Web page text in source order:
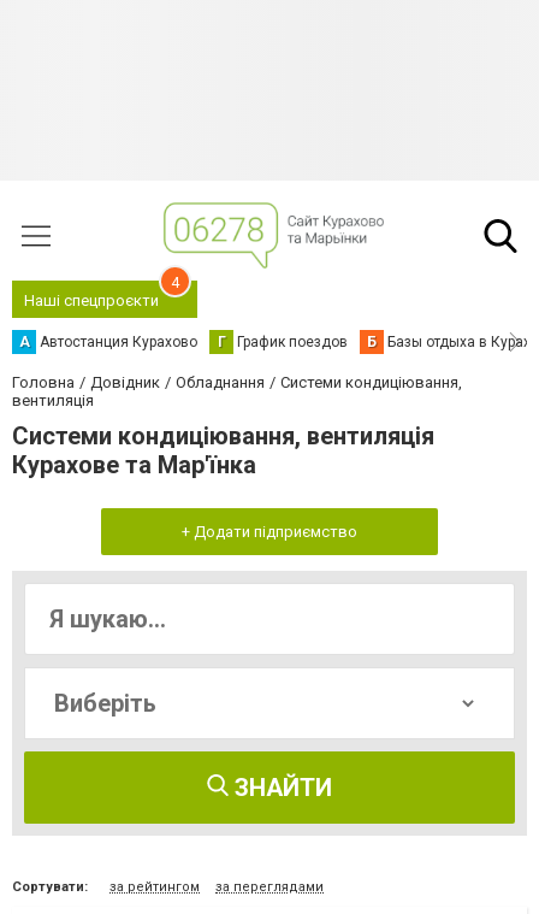
Наші спецпроєкти
4
А Автостанция Курахово Г График поездов Б Базы отдыха в
Головна Довідник Обладнання
Системи кондиціювання,
вентиляція
Системи кондиціювання, вентиляція
Курахове та Мар'їнка
+ Додати підприємство
ЗНАЙТИ
Сортувати: за рейтингом за переглядами